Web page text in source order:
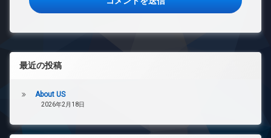
最近の投稿
About US
2026年2月18日